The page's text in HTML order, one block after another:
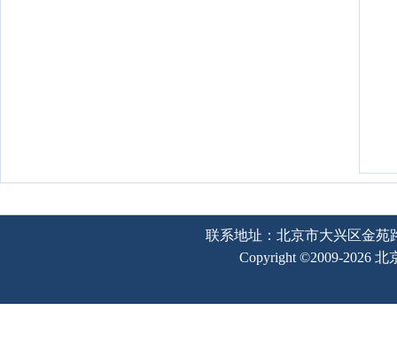
联系地址：北京市大兴区金苑
Copyright ©2009-2026 北